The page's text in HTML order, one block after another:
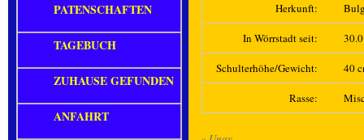
Herkunft:
In Wörrstadt seit:
Schulterhöhe/Gewicht: 40
Rasse:
PATENSCHAFTEN
TAGEBUCH
ZUHAUSE GEFUNDEN
ANFAHRT